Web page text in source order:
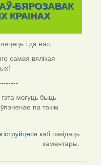
БЯРОЗАВАК
КРАІНАХ
і да нас.
самая вялікая
могуць быць
па такім
каб пакідаць
каментары.